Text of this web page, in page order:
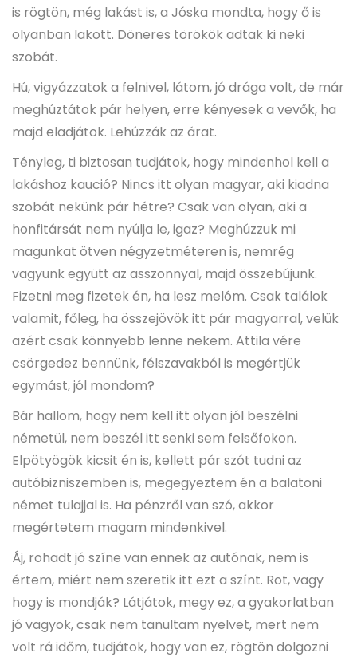
is rögtön, még lakást is, a Jóska mondta, hogy ő is
olyanban lakott. Döneres törökök adtak ki neki
szobát.
Hú, vigyázzatok a felnivel, látom, jó drága volt, de már
meghúztátok pár helyen, erre kényesek a vevők, ha
majd eladjátok. Lehúzzák az árat.
Tényleg, ti biztosan tudjátok, hogy mindenhol kell a
lakáshoz kaució? Nincs itt olyan magyar, aki kiadna
szobát nekünk pár hétre? Csak van olyan, aki a
honfitársát nem nyúlja le, igaz? Meghúzzuk mi
magunkat ötven négyzetméteren is, nemrég
vagyunk együtt az asszonnyal, majd összebújunk.
Fizetni meg fizetek én, ha lesz melóm. Csak találok
valamit, főleg, ha összejövök itt pár magyarral, velük
azért csak könnyebb lenne nekem. Attila vére
csörgedez bennünk, félszavakból is megértjük
egymást, jól mondom?
Bár hallom, hogy nem kell itt olyan jól beszélni
németül, nem beszél itt senki sem felsőfokon.
Elpötyögök kicsit én is, kellett pár szót tudni az
autóbizniszemben is, megegyeztem én a balatoni
német tulajjal is. Ha pénzről van szó, akkor
megértetem magam mindenkivel.
Áj, rohadt jó színe van ennek az autónak, nem is
értem, miért nem szeretik itt ezt a színt. Rot, vagy
hogy is mondják? Látjátok, megy ez, a gyakorlatban
jó vagyok, csak nem tanultam nyelvet, mert nem
volt rá időm, tudjátok, hogy van ez, rögtön dolgozni